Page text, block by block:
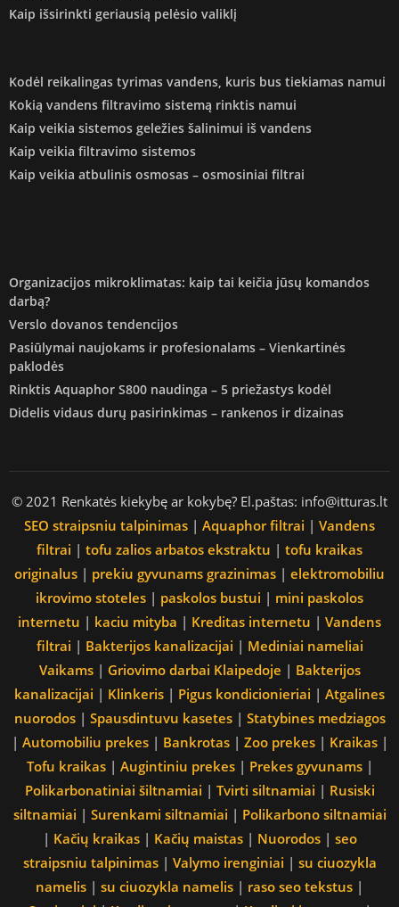
Kaip išsirinkti geriausią pelėsio valiklį
Kodėl reikalingas tyrimas vandens, kuris bus tiekiamas namui
Kokią vandens filtravimo sistemą rinktis namui
Kaip veikia sistemos geležies šalinimui iš vandens
Kaip veikia filtravimo sistemos
Kaip veikia atbulinis osmosas – osmosiniai filtrai
Organizacijos mikroklimatas: kaip tai keičia jūsų komandos
darbą?
Verslo dovanos tendencijos
Pasiūlymai naujokams ir profesionalams – Vienkartinės
paklodės
Rinktis Aquaphor S800 naudinga – 5 priežastys kodėl
Didelis vidaus durų pasirinkimas – rankenos ir dizainas
© 2021 Renkatės kiekybę ar kokybę? El.paštas: info@itturas.lt
SEO straipsniu talpinimas | Aquaphor filtrai | Vandens
filtrai | tofu zalios arbatos ekstraktu | tofu kraikas
originalus | prekiu gyvunams grazinimas | elektromobiliu
ikrovimo stoteles | paskolos bustui | mini paskolos
internetu | kaciu mityba | Kreditas internetu | Vandens
filtrai | Bakterijos kanalizacijai | Mediniai nameliai
Vaikams| Griovimo darbai Klaipedoje | Bakterijos
kanalizacijai | Klinkeris | Pigus kondicionieriai | Atgalines
nuorodos| Spausdintuvu kasetes| Statybines medziagos
| Automobiliu prekes| Bankrotas| Zoo prekes| Kraikas|
Tofu kraikas| Augintiniu prekes| Prekes gyvunams|
Polikarbonatiniai šiltnamiai | Tvirti siltnamiai | Rusiski
siltnamiai | Surenkami siltnamiai | Polikarbono siltnamiai
| Kačių kraikas| Kačių maistas| Nuorodos| seo
straipsniu talpinimas| Valymo irenginiai | su ciuozykla
namelis | su ciuozykla namelis | raso seo tekstus |